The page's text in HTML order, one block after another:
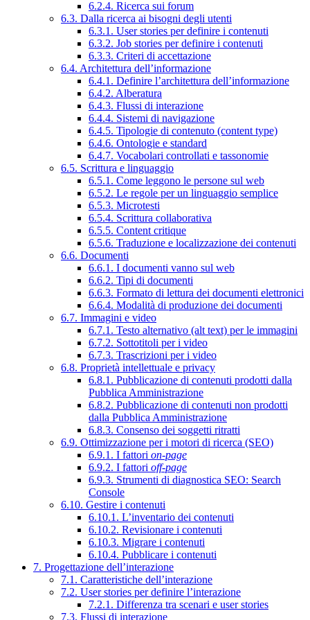
6.2.4. Ricerca sui forum
6.3. Dalla ricerca ai bisogni degli utenti
6.3.1. User stories per definire i contenuti
6.3.2. Job stories per definire i contenuti
6.3.3. Criteri di accettazione
6.4. Architettura dell’informazione
6.4.1. Definire l’architettura dell’informazione
6.4.2. Alberatura
6.4.3. Flussi di interazione
6.4.4. Sistemi di navigazione
6.4.5. Tipologie di contenuto (content type)
6.4.6. Ontologie e standard
6.4.7. Vocabolari controllati e tassonomie
6.5. Scrittura e linguaggio
6.5.1. Come leggono le persone sul web
6.5.2. Le regole per un linguaggio semplice
6.5.3. Microtesti
6.5.4. Scrittura collaborativa
6.5.5. Content critique
6.5.6. Traduzione e localizzazione dei contenuti
6.6. Documenti
6.6.1. I documenti vanno sul web
6.6.2. Tipi di documenti
6.6.3. Formato di lettura dei documenti elettronici
6.6.4. Modalità di produzione dei documenti
6.7. Immagini e video
6.7.1. Testo alternativo (alt text) per le immagini
6.7.2. Sottotitoli per i video
6.7.3. Trascrizioni per i video
6.8. Proprietà intellettuale e privacy
6.8.1. Pubblicazione di contenuti prodotti dalla
Pubblica Amministrazione
6.8.2. Pubblicazione di contenuti non prodotti
dalla Pubblica Amministrazione
6.8.3. Consenso dei soggetti ritratti
6.9. Ottimizzazione per i motori di ricerca (SEO)
6.9.1. I fattori on-page
6.9.2. I fattori off-page
6.9.3. Strumenti di diagnostica SEO: Search
Console
6.10. Gestire i contenuti
6.10.1. L’inventario dei contenuti
6.10.2. Revisionare i contenuti
6.10.3. Migrare i contenuti
6.10.4. Pubblicare i contenuti
7. Progettazione dell’interazione
7.1. Caratteristiche dell’interazione
7.2. User stories per definire l’interazione
7.2.1. Differenza tra scenari e user stories
7.3. Flussi di interazione